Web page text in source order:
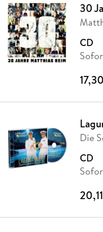
30
CD
CD